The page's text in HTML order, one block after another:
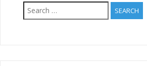
Search
for: